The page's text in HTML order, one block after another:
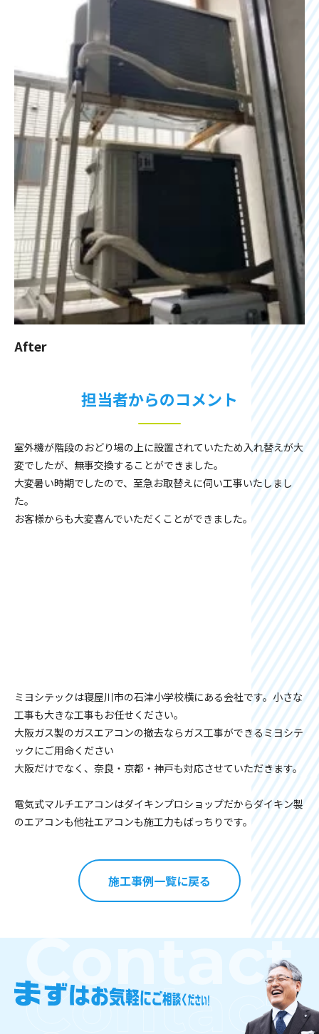
After
担当者からのコメント
室外機が階段のおどり場の上に設置されていたため入れ替えが大
変でしたが、無事交換することができました。
大変暑い時期でしたので、至急お取替えに伺い工事いたしまし
た。
お客様からも大変喜んでいただくことができました。
ミヨシテックは寝屋川市の石津小学校横にある会社です。小さな
工事も大きな工事もお任せください。
大阪ガス製のガスエアコンの撤去ならガス工事ができるミヨシテ
ックにご用命ください
大阪だけでなく、奈良・京都・神戸も対応させていただきます。
電気式マルチエアコンはダイキンプロショップだからダイキン製
のエアコンも他社エアコンも施工力もばっちりです。
施工事例一覧に戻る